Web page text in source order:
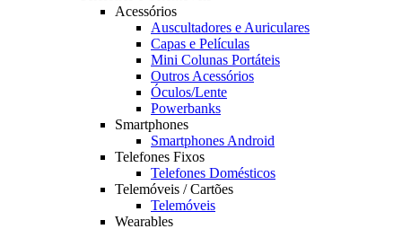
Acessórios
Auscultadores e Auriculares
Capas e Películas
Mini Colunas Portáteis
Outros Acessórios
Óculos/Lente
Powerbanks
Smartphones
Smartphones Android
Telefones Fixos
Telefones Domésticos
Telemóveis / Cartões
Telemóveis
Wearables